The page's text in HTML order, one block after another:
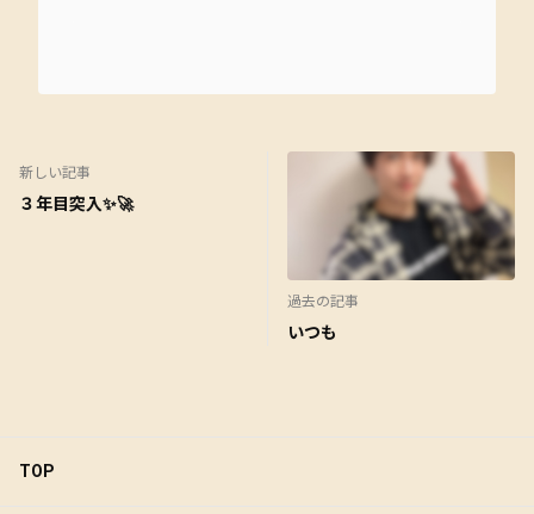
新しい記事
３年目突入✨🚀
過去の記事
いつも
TOP